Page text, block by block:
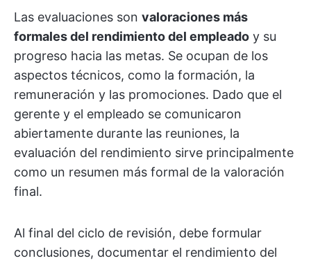
Las evaluaciones son valoraciones más
formales del rendimiento del empleado y su
progreso hacia las metas. Se ocupan de los
aspectos técnicos, como la formación, la
remuneración y las promociones. Dado que el
gerente y el empleado se comunicaron
abiertamente durante las reuniones, la
evaluación del rendimiento sirve principalmente
como un resumen más formal de la valoración
final.
Al final del ciclo de revisión, debe formular
conclusiones, documentar el rendimiento del